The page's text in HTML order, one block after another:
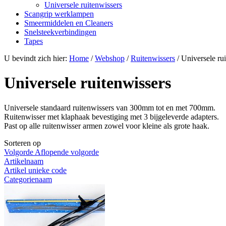
Universele ruitenwissers
Scangrip werklampen
Smeermiddelen en Cleaners
Snelsteekverbindingen
Tapes
U bevindt zich hier: Home /Webshop /Ruitenwissers /Universele
Universele ruitenwissers
Universele standaard ruitenwissers van 300mm tot en met 700mm.
Ruitenwisser met klaphaak bevestiging met 3 bijgeleverde adapters.
Past op alle ruitenwisser armen zowel voor kleine als grote haak.
Sorteren op
Volgorde Aflopende volgorde
Artikelnaam
Artikel unieke code
Categorienaam
Artikelprijs
Resultaten 1 - 15 van 15